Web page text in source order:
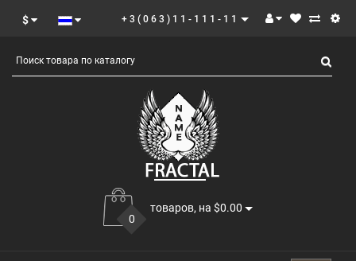
$ +3(063)11-111-11
0
товаров, на $0.00